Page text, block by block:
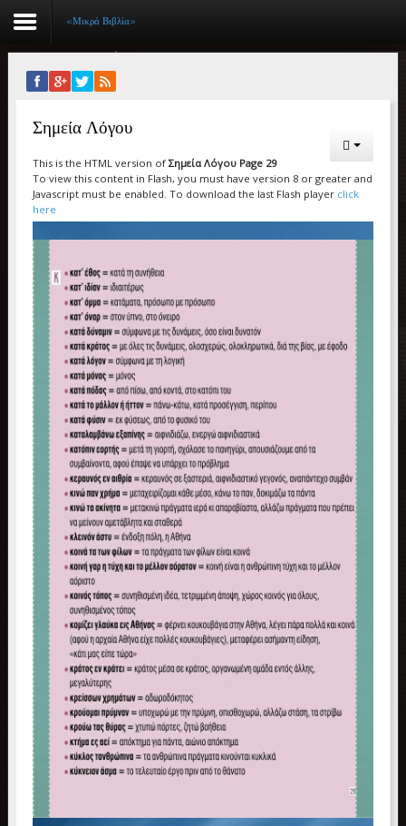
Αρχική
Βιογραφικό
Συγγραφικό έργο
Εργασίες
Ιστορίες Επιτυχίας
Επιτυχόντες
Διακρίσεις
«Μικρά Βιβλία»
Ο χώρος μας
«Μικρά Βιβλία»
Σημεία Λόγου
This is the HTML version of Σημεία Λόγου Page 29
To view this content in Flash, you must have version 8 or greater and
Javascript must be enabled. To download the last Flash player click
here